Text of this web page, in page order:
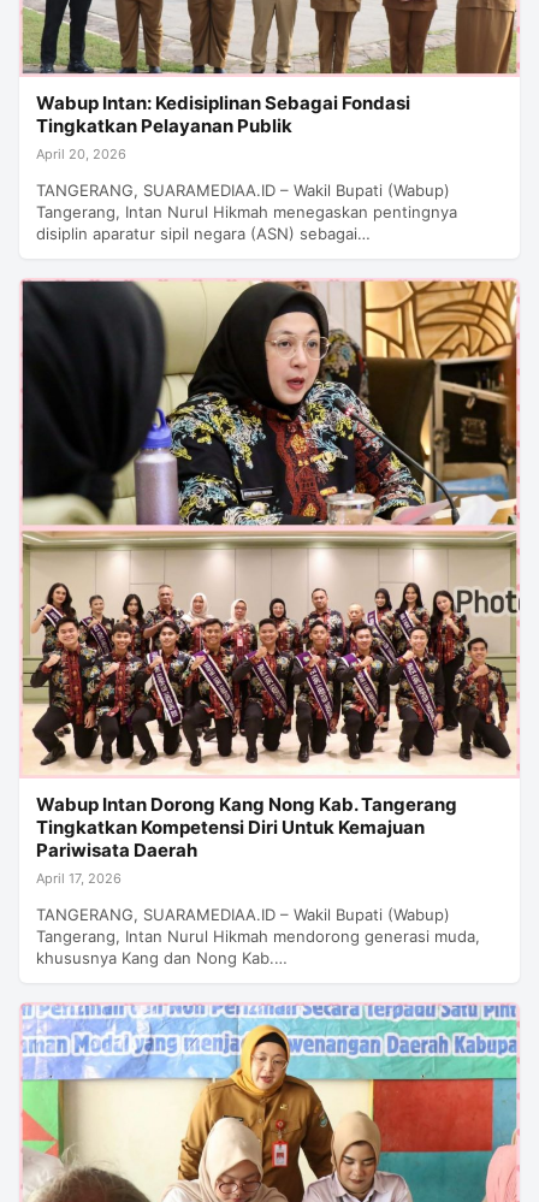
Wabup Intan: Kedisiplinan Sebagai Fondasi
Tingkatkan Pelayanan Publik
April 20, 2026
TANGERANG, SUARAMEDIAA.ID – Wakil Bupati (Wabup)
Tangerang, Intan Nurul Hikmah menegaskan pentingnya
disiplin aparatur sipil negara (ASN) sebagai…
Wabup Intan Dorong Kang Nong Kab. Tangerang
Tingkatkan Kompetensi Diri Untuk Kemajuan
Pariwisata Daerah
April 17, 2026
TANGERANG, SUARAMEDIAA.ID – Wakil Bupati (Wabup)
Tangerang, Intan Nurul Hikmah mendorong generasi muda,
khususnya Kang dan Nong Kab.…